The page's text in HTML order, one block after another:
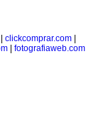
clickcomprar.com|
| fotografiaweb.com|